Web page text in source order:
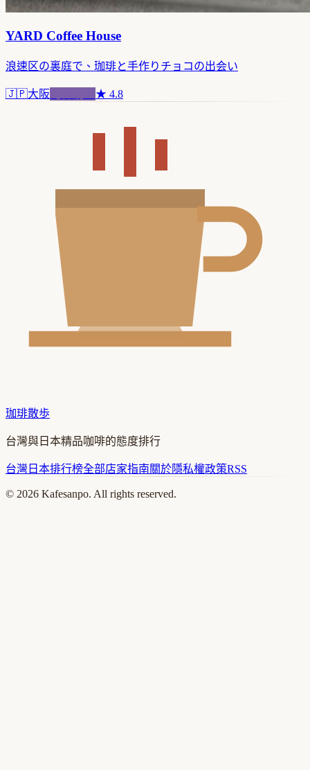
YARD Coffee House
浪速区の裏庭で、珈琲と手作りチョコの出会い
🇯🇵大阪 ★ 4.8
珈琲散歩
台灣與日本精品咖啡的態度排行
台灣 日本排行榜全部店家指南關於隱私權政策RSS
© 2026 Kafesanpo. All rights reserved.